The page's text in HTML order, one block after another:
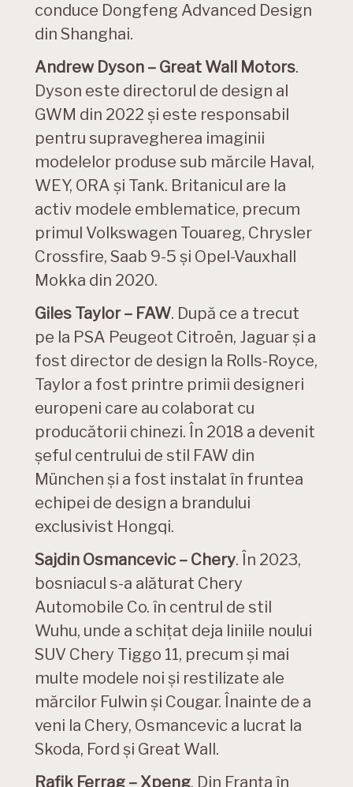
conduce Dongfeng Advanced Design
din Shanghai.
Andrew Dyson – Great Wall Motors.
Dyson este directorul de design al
GWM din 2022 și este responsabil
pentru supravegherea imaginii
modelelor produse sub mărcile Haval,
WEY, ORA și Tank. Britanicul are la
activ modele emblematice, precum
primul Volkswagen Touareg, Chrysler
Crossfire, Saab 9-5 și Opel-Vauxhall
Mokka din 2020.
Giles Taylor – FAW. După ce a trecut
pe la PSA Peugeot Citroën, Jaguar și a
fost director de design la Rolls-Royce,
Taylor a fost printre primii designeri
europeni care au colaborat cu
producătorii chinezi. În 2018 a devenit
șeful centrului de stil FAW din
München și a fost instalat în fruntea
echipei de design a brandului
exclusivist Hongqi.
Sajdin Osmancevic – Chery. În 2023,
bosniacul s-a alăturat Chery
Automobile Co. în centrul de stil
Wuhu, unde a schițat deja liniile noului
SUV Chery Tiggo 11, precum și mai
multe modele noi și restilizate ale
mărcilor Fulwin și Cougar. Înainte de a
veni la Chery, Osmancevic a lucrat la
Skoda, Ford și Great Wall.
Rafik Ferrag – Xpeng. Din Franța în